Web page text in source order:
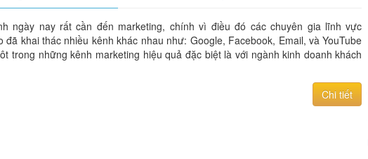
ngày nay rất cần đến marketing, chính vì điều đó các chuyên gia lĩnh vực
đã khai thác nhiều kênh khác nhau như: Google, Facebook, Email, và YouTube
trong những kênh marketing hiệu quả đặc biệt là với ngành kinh doanh khách
Chi tiết